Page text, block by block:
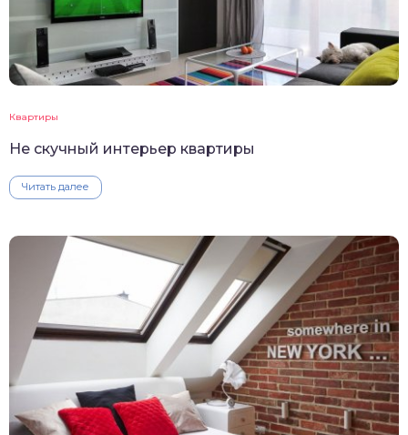
Квартиры
Не скучный интерьер квартиры
Читать далее